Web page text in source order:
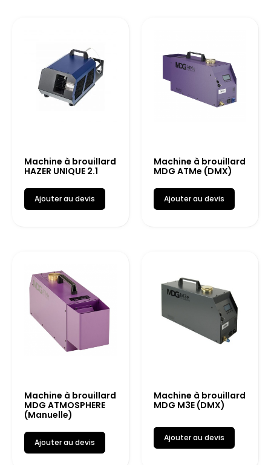
Machine à brouillard
HAZER UNIQUE 2.1
Ajouter au devis
Machine à brouillard
MDG ATMe (DMX)
Ajouter au devis
Machine à brouillard
MDG ATMOSPHERE
(Manuelle)
Ajouter au devis
Machine à brouillard
MDG M3E (DMX)
Ajouter au devis